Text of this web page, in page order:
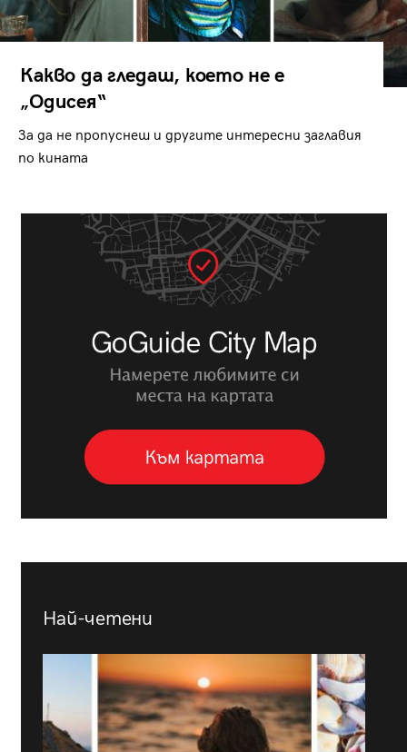
Какво да гледаш, което не е
„Одисея“
За да не пропуснеш и другите интересни заглавия
по кината
Най-четени